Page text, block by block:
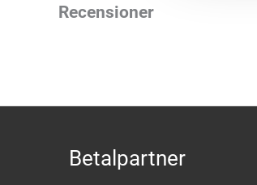
Recensioner
Betalpartner